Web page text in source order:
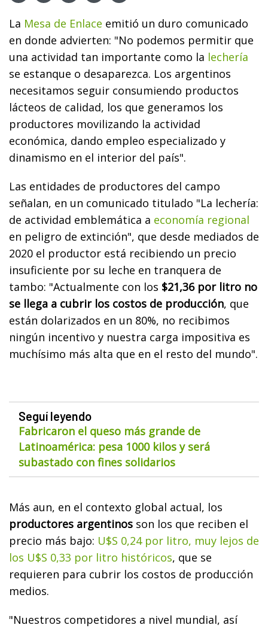
La Mesa de Enlace emitió un duro comunicado
en donde advierten: "No podemos permitir que
una actividad tan importante como la lechería
se estanque o desaparezca. Los argentinos
necesitamos seguir consumiendo productos
lácteos de calidad, los que generamos los
productores movilizando la actividad
económica, dando empleo especializado y
dinamismo en el interior del país".
Las entidades de productores del campo
señalan, en un comunicado titulado "La lechería:
de actividad emblemática a economía regional
en peligro de extinción", que desde mediados de
2020 el productor está recibiendo un precio
insuficiente por su leche en tranquera de
tambo: "Actualmente con los $21,36 por litro no
se llega a cubrir los costos de producción, que
están dolarizados en un 80%, no recibimos
ningún incentivo y nuestra carga impositiva es
muchísimo más alta que en el resto del mundo".
Seguí leyendo
Fabricaron el queso más grande de
Latinoamérica: pesa 1000 kilos y será
subastado con fines solidarios
Más aun, en el contexto global actual, los
productores argentinos son los que reciben el
precio más bajo: U$S 0,24 por litro, muy lejos de
los U$S 0,33 por litro históricos, que se
requieren para cubrir los costos de producción
medios.
"Nuestros competidores a nivel mundial, así